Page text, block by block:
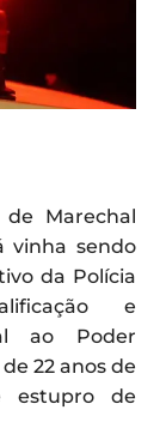
Marechal
vinha sendo
da Polícia
e
ao Poder
22 anos de
estupro de